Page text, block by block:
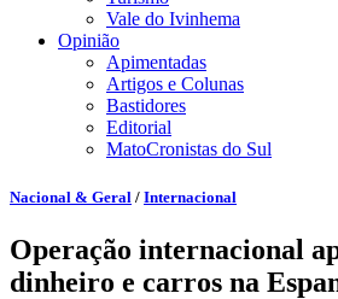
Vale do Ivinhema
Opinião
Apimentadas
Artigos e Colunas
Bastidores
Editorial
MatoCronistas do Sul
Nacional & Geral / Internacional
Operação internacional
dinheiro e carros na